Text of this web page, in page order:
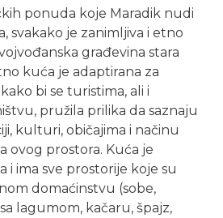
ponuda koje Maradik nudi
svakako je zanimljiva i etno
građevina stara
kuća je adaptirana za
bi se turistima, ali i
pružila prilika da saznaju
kulturi, običajima i načinu
ovog prostora. Kuća je
i ima sve prostorije koje su
domaćinstvu (sobe,
lagumom, kačaru, špajz,